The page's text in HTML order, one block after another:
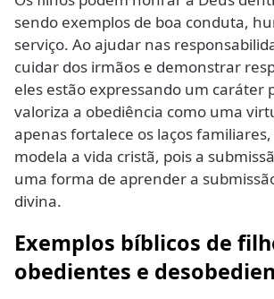
sendo exemplos de boa conduta,
serviço. Ao ajudar nas
cuidar dos irmãos e demonstrar
eles estão expressando um caráter
valoriza a obediência como uma
apenas fortalece os laços
modela a vida cristã, pois a
uma forma de aprender a
divina.
Exemplos bíblicos de
obedientes e